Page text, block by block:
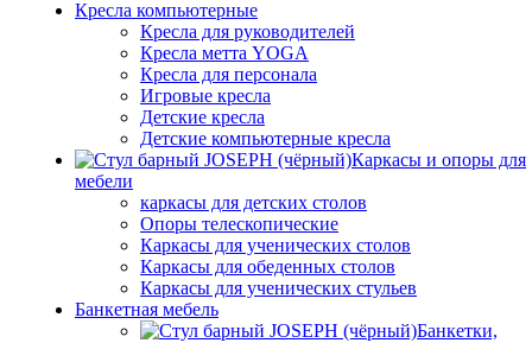
Кресла компьютерные
Кресла для руководителей
Кресла метта YOGA
Кресла для персонала
Игровые кресла
Детские кресла
Детские компьютерные кресла
Каркасы и опоры для
мебели
каркасы для детских столов
Опоры телескопические
Каркасы для ученических столов
Каркасы для обеденных столов
Каркасы для ученических стульев
Банкетная мебель
Банкетки,